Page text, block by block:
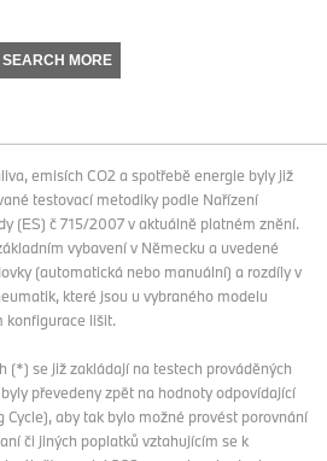
SEARCH MORE
emisích CO2 a spotřebě energie byly již
testovací metodiky podle Nařízení
(ES) č 715/2007 v aktuálně platném znění.
vybavení v Německu a uvedené
(automatická nebo manuální) a rozdíly v
které jsou u vybraného modelu
konfigurace lišit.
(*) se již zakládají na testech prováděných
převedeny zpět na hodnoty odpovídající
Cycle), aby tak bylo možné provést porovnání
či jiných poplatků vztahujícím se k